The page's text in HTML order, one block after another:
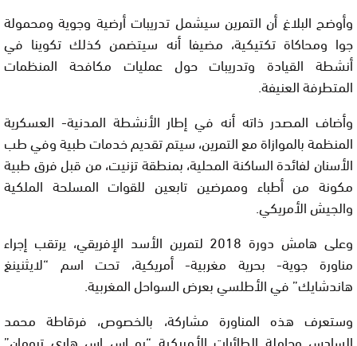
وأوضح البلاغ أن التمرين سيشمل تدريبات أرضية وجوية ومحمولة
جوا ومحاكاة تكتيكية، مضيفا أنه سيتضمن كذلك تكوينا في
أنشطة القيادة وتدريبات حول عمليات مكافحة المنظمات
المتطرفة العنيفة.
وأضاف المصدر ذاته أنه في إطار الأنشطة المدنية- العسكرية
المنظمة بالموازاة مع التمرين، سيتم تقديم خدمات طبية وفي طب
الأسنان لفائدة الساكنة المحلية، بمنطقة تزنيت، من قبل فرق طبية
مكونة من أطباء وممرضين تابعين للقوات المسلحة الملكية
والجيش الأمريكي.
وعلى هامش دورة 2018 لتمرين الأسد الإفريقي، يرتقب إجراء
مناورة جوية- بحرية مغربية- أمريكية، تحت اسم “لايثنينغ
هاندشايك” في الأطلسي بعرض السواحل المغربية.
وستعرف هذه المناورة مشاركة، بالخصوص، فرقاطة محمد
السادس وحاملة الطائرات الأمريكية “يو إس إس هاري ترومان”